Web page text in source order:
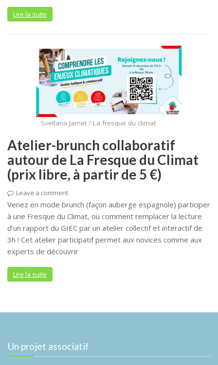
Lire la suite
Svetlana Jamet / La fresque du climat
Atelier-brunch collaboratif
autour de La Fresque du Climat
(prix libre, à partir de 5 €)
Leave a comment
Venez en mode brunch (façon auberge espagnole) participer
à une Fresque du Climat, ou comment remplacer la lecture
d’un rapport du GIEC par un atelier collectif et interactif de
3h ! Cet atelier participatif permet aux novices comme aux
experts de découvrir
Lire la suite
Un projet associatif